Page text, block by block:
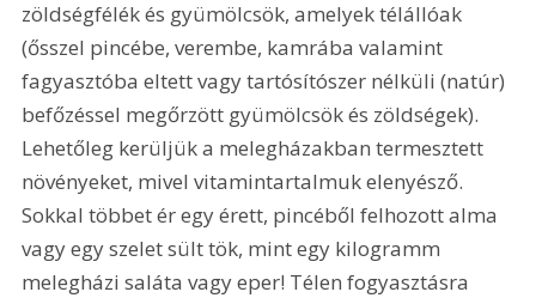
zöldségfélék és gyümölcsök, amelyek télállóak
(ősszel pincébe, verembe, kamrába valamint
fagyasztóba eltett vagy tartósítószer nélküli (natúr)
befőzéssel megőrzött gyümölcsök és zöldségek).
Lehetőleg kerüljük a melegházakban termesztett
növényeket, mivel vitamintartalmuk elenyésző.
Sokkal többet ér egy érett, pincéből felhozott alma
vagy egy szelet sült tök, mint egy kilogramm
melegházi saláta vagy eper! Télen fogyasztásra